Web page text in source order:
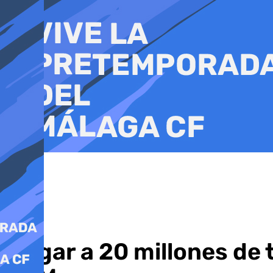
al
contenido
Llegar a 20 millones de